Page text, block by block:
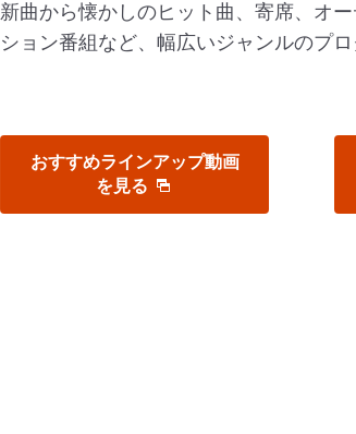
新曲から懐かしのヒット曲、寄席、オ
ション番組など、幅広いジャンルのプロ
おすすめラインアップ動画
を見る